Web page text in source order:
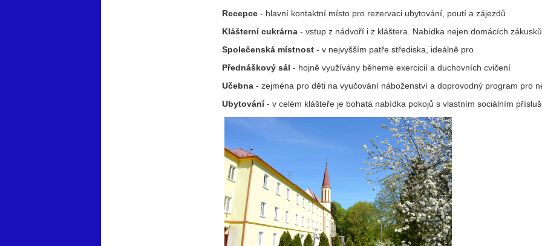
Recepce - hlavní kontaktní místo pro rezervaci ubytování, poutí a zájezdů
Klášterní cukrárna - vstup z nádvoří i z kláštera. Nabídka nejen domácích zákusků.
Společenská místnost - v nejvyšším patře střediska, ideálně pro
Přednáškový sál - hojně využívány běheme exercicií a duchovních cvičení
Učebna - zejména pro děti na vyučování náboženství a doprovodný program pro
Ubytování- v celém klášteře je bohatá nabídka pokojů s vlastním sociálním